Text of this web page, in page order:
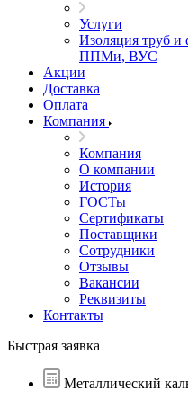
Услуги
Изоляция труб
ППМи, ВУС
Акции
Доставка
Оплата
Компания
Компания
О компании
История
ГОСТы
Сертификаты
Поставщики
Сотрудники
Отзывы
Вакансии
Реквизиты
Контакты
Быстрая заявка
Металлический